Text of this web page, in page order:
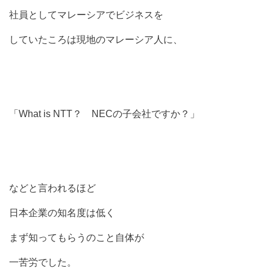
社員としてマレーシアでビジネスを
していたころは現地のマレーシア人に、
「What is NTT？ NECの子会社ですか？」
などと言われるほど
日本企業の知名度は低く
まず知ってもらうのこと自体が
一苦労でした。